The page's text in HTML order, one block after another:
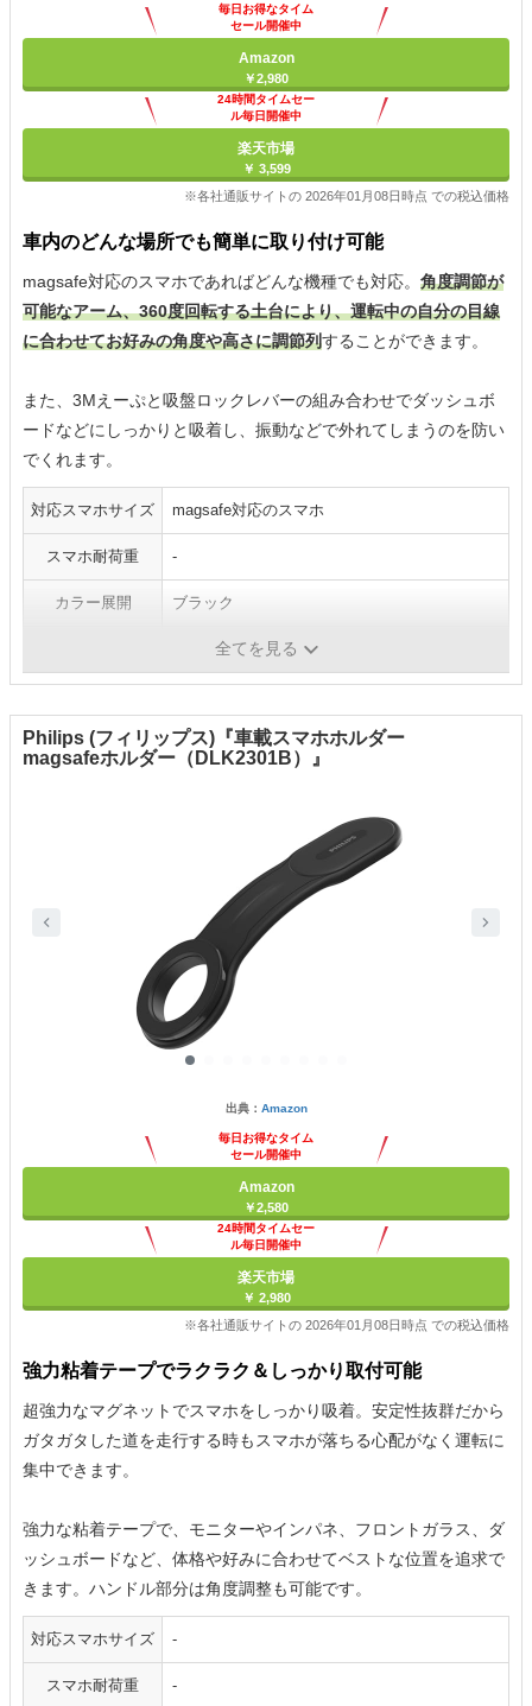
毎日お得なタイム
セール開催中
Amazon
￥2,980
24時間タイムセー
ル毎日開催中
楽天市場
￥ 3,599
※各社通販サイトの 2026年01月08日時点 での税込価格
車内のどんな場所でも簡単に取り付け可能
magsafe対応のスマホであればどんな機種でも対応。 角度調節が
可能なアーム、360度回転する土台により、運転中の自分の目線
に合わせてお好みの角度や高さに調節列することができます。
また、3Mえーぷと吸盤ロックレバーの組み合わせでダッシュボ
ードなどにしっかりと吸着し、振動などで外れてしまうのを防い
でくれます。
対応スマホサイズ magsafe対応のスマホ
スマホ耐荷重 -
カラー展開 ブラック
マグネット全てを見る
Philips (フィリップス)『車載スマホホルダー
magsafeホルダー（DLK2301B）』
出典： Amazon
毎日お得なタイム
セール開催中
Amazon
￥2,580
24時間タイムセー
ル毎日開催中
楽天市場
￥ 2,980
※各社通販サイトの 2026年01月08日時点 での税込価格
強力粘着テープでラクラク＆しっかり取付可能
超強力なマグネットでスマホをしっかり吸着。安定性抜群だから
ガタガタした道を走行する時もスマホが落ちる心配がなく運転に
集中できます。
強力な粘着テープで、モニターやインパネ、フロントガラス、ダ
ッシュボードなど、体格や好みに合わせてベストな位置を追求で
きます。ハンドル部分は角度調整も可能です。
対応スマホサイズ -
スマホ耐荷重 -